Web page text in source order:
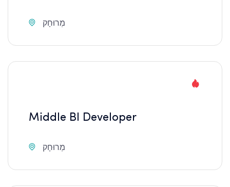
מְרוּחָק
Middle BI Developer
מְרוּחָק